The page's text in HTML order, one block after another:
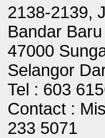
2138-2139,
Bandar
47000
Selangor
Tel : 603
Contact :
233 5071